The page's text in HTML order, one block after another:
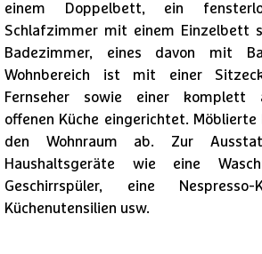
einem Doppelbett, ein
Schlafzimmer mit einem Einzelbett
Badezimmer, eines davon mit
Wohnbereich ist mit einer
Fernseher sowie einer komplett
offenen Küche eingerichtet. Möblierte
den Wohnraum ab. Zur
Haushaltsgeräte wie eine
Geschirrspüler, eine Nespresso-
Küchenutensilien usw.